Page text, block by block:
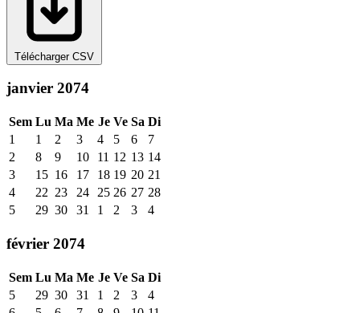
Télécharger CSV
janvier 2074
Sem Lu Ma Me Je Ve Sa Di
1
1 2 3 4 5 6
7
2
8 9 10 11 12 13 14
3
15 16 17 18 19 20 21
4
22 23 24 25 26 27 28
5
29 30 31 1 2 3 4
février 2074
Sem Lu Ma Me Je Ve Sa Di
5
29 30 31 1 2 3
4